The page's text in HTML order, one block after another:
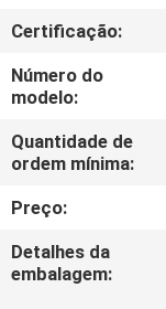
EXCURSÃO
DA
FÁBRICA
CONTROLE
DA
QUALIDADE
Certificação:
Número do
modelo:
Quantidade de
ordem mínima:
Preço:
Detalhes da
embalagem: